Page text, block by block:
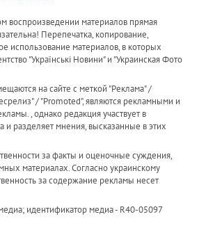
воспроизведении материалов прямая
Перепечатка, копирование,
использование материалов, в которых
"Українськi Новини" и "Украинская Фото
на сайте с меткой "Реклама" /
/ "Promoted", являются рекламными и
, однако редакция участвует в
и разделяет мнения, высказанные в этих
за факты и оценочные суждения,
материалах. Согласно украинскому
за содержание рекламы несет
идентификатор медиа - R40-05097